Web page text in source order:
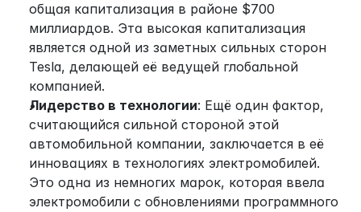
общая капитализация в районе $700
миллиардов. Эта высокая капитализация
является одной из заметных сильных сторон
Tesla, делающей её ведущей глобальной
компанией.
Лидерство в технологии: Ещё один фактор,
считающийся сильной стороной этой
автомобильной компании, заключается в её
инновациях в технологиях электромобилей.
Это одна из немногих марок, которая ввела
электромобили с обновлениями программного